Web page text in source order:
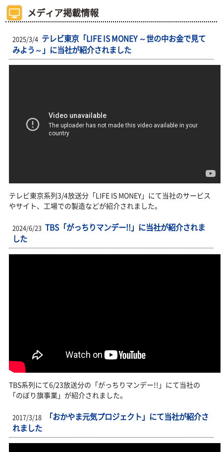
メディア掲載情報
2025/3/4 テレビ東京「LIFE IS MONEY ～世の中お金で見て
みよう～」に当社が紹介されました
テレビ東京系列3/4放送分「LIFE IS MONEY」にて当社のサービス
やサイト、工場での製造などが紹介されました。
2024/6/23 TBS「がっちりマンデー!!」に当社が紹介されま
した
TBS系列にて6/23放送分の「がっちりマンデー!!」にて当社の
「のぼり旗事業」が紹介されました。
2017/3/18
「おかやま元気プロジェクト」にて当社が紹介さ
れました